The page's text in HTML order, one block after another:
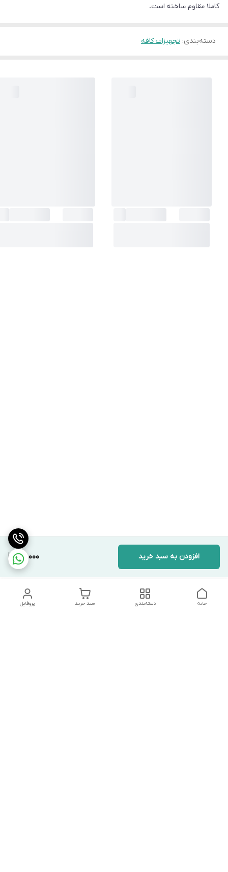
95,000 افزودن به سبد خرید
کاملا مقاوم ساخته است.
دسته‌بندی: تجهیزات کافه
پروفایل سبد خرید دسته‌بندی خانه